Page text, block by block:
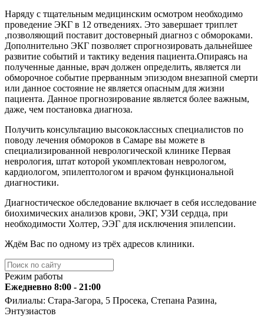
Наряду с тщательным медицинским осмотром необходимо
проведение ЭКГ в 12 отведениях. Это завершает триплет
,позволяющий поставит достоверный диагноз с обмороками.
Дополнительно ЭКГ позволяет спрогнозировать дальнейшее
развитие событий и тактику ведения пациента.Опираясь на
полученные данные, врач должен определить, является ли
обморочное событие прерванным эпизодом внезапной смерти
или данное состояние не является опасным для жизни
пациента. Данное прогнозирование является более важным,
даже, чем постановка диагноза.
Получить консультацию высококлассных специалистов по
поводу лечения обмороков в Самаре вы можете в
специализированной неврологической клинике Первая
неврология, штат которой укомплектован неврологом,
кардиологом, эпилептологом и врачом функциональной
диагностики.
Диагностическое обследование включает в себя исследование
биохимических анализов крови, ЭКГ, УЗИ сердца, при
необходимости Холтер, ЭЭГ для исключения эпилепсии.
Ждём Вас по одному из трёх адресов клиники.
Режим работы
Ежедневно 8:00 - 21:00
Филиалы: Стара-Загора, 5 Просека, Степана Разина,
Энтузиастов